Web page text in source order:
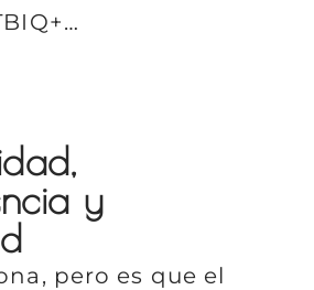
y
pero es que el